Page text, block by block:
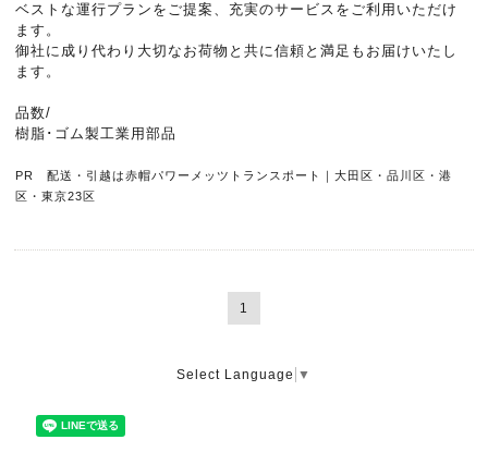
ベストな運行プランをご提案、充実のサービスをご利用いただけ
ます。
御社に成り代わり大切なお荷物と共に信頼と満足もお届けいたし
ます。
品数/
樹脂･ゴム製工業用部品
PR 配送・引越は赤帽パワーメッツトランスポート｜大田区・品川区・港
区・東京23区
1
Select Language ▼